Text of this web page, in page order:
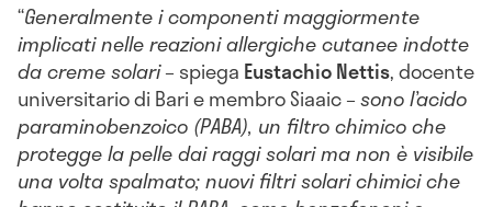
“Generalmente i componenti maggiormente
implicati nelle reazioni allergiche cutanee indotte
da creme solari– spiega EustachioNettis, docente
universitario di Bari e membro Siaaic –sono l’acido
paraminobenzoico (PABA), un filtro chimico che
protegge la pelle dai raggi solari ma non è visibile
una volta spalmato; nuovi filtri solari chimici che